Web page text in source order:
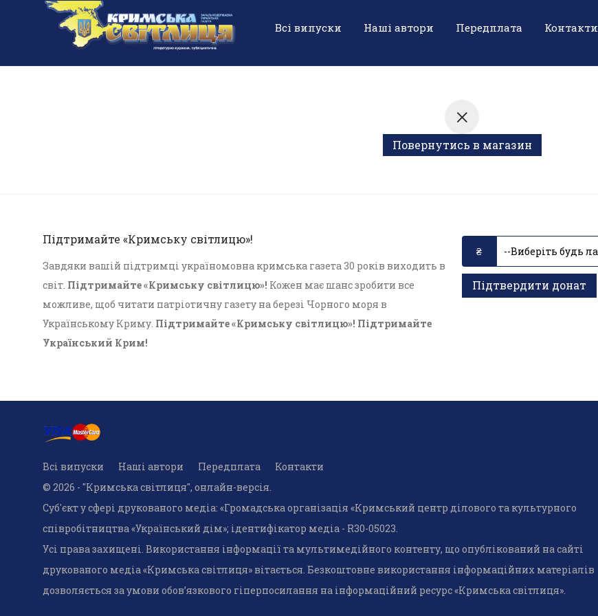
Всі випуски Наші автори Передплата Контакти
Повернутись в магазин
Підтримайте «Кримську світлицю»!
Завдяки вашій підтримці україномовна кримська газета 30 років виходить в
світ. Підтримайте «Кримську світлицю»! Кожен має шанс зробити все
можливе, щоб читати патріотичну газету на березі Чорного моря в
Українському Криму. Підтримайте «Кримську світлицю»! Підтримайте
Український Крим!
Підтвердити донат
Всі випуски Наші автори Передплата
Контакти
© 2026 - "Кримська світлиця", онлайн-версія.
Суб'єкт у сфері друкованого медіа: «Громадська організація «Кримський центр ділового та культурного
співробітництва «Український дім»; ідентифікатор медіа - R30-05023.
Усі права захищені. Використання інформації та мультимедійного контенту, що опублікований на сайті
друкованого медіа «Кримська світлиця» вітається. Безкоштовне використання інформаційних матеріалів
дозволяється за умови обов’язкового гіперпосилання на інформаційний ресурс «Кримська світлиця».